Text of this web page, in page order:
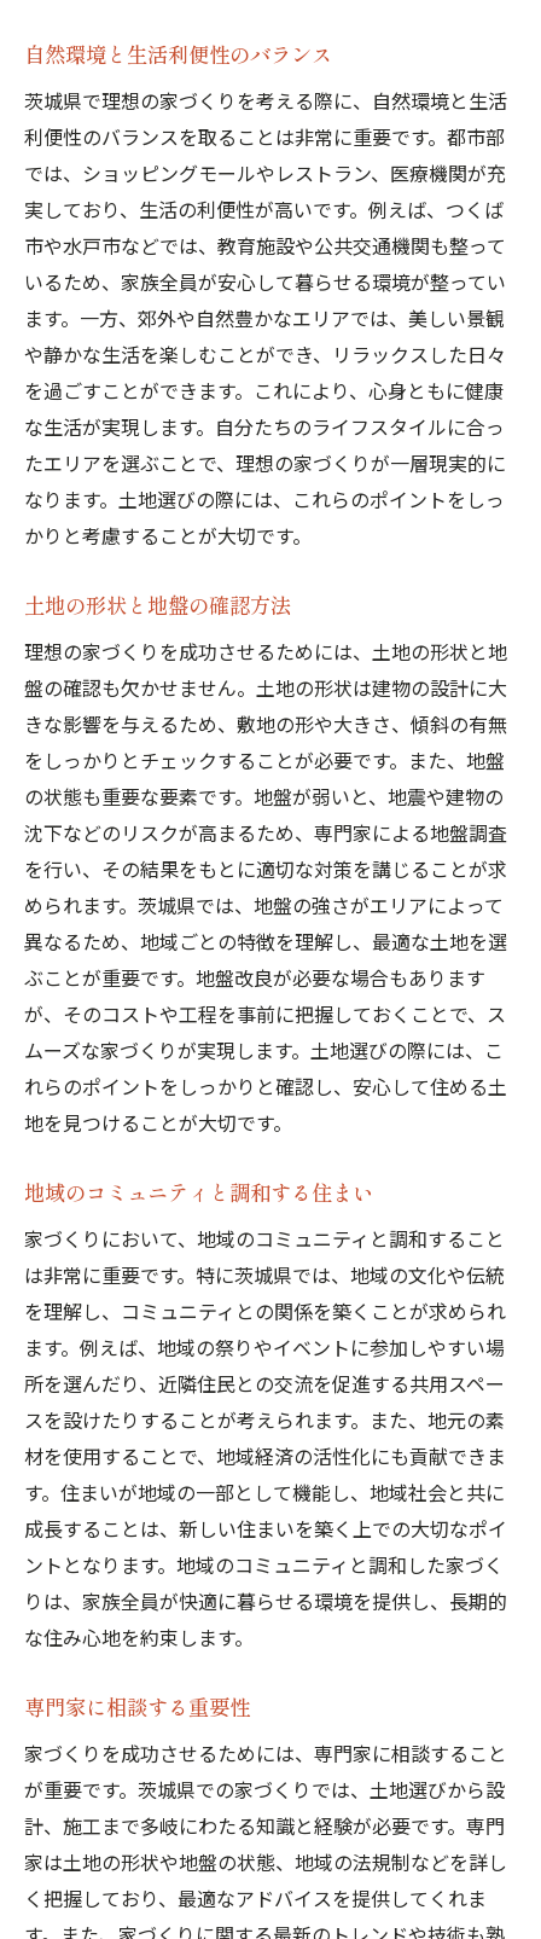
見落としがちな土地選びの注意点
家族の声を反映させた地域選定
不動産業者との上手な付き合い方
土地選びの際の費用と予算管理
土地選びと住宅ローンの基本知識
茨城県での家づくりを成功させるための土地選
びの基本知識
土地の評価と適正価格の見極め方
公的機関の情報を活用する方法
地元の評判と口コミの活用
地盤調査の重要性と実施方法
法的手続きと必要書類の準備
土地購入前の契約内容の確認ポイント
るために必要な情報
地域ごとの土地価格と相場
土地の購入タイミングと市場動向
土地選びに関する最新のトレンド
地域のイベントや祭りの影響
地元住民の生活スタイルと文化
土地選びに役立つツールとアプリ
茨城県での家づくりをスムーズに進めるための
土地選びのステップ
希望条件のリストアップと優先順位付け
複数の候補地を比較検討する方法
現地見学の際のポイントと注意点
契約前に確認すべき重要事項
家づくりのプロジェクト管理と実行
自然環境と生活利便性のバランス
茨城県で理想の家づくりを考える際に、自然環境と生活
利便性のバランスを取ることは非常に重要です。都市部
では、ショッピングモールやレストラン、医療機関が充
実しており、生活の利便性が高いです。例えば、つくば
市や水戸市などでは、教育施設や公共交通機関も整って
いるため、家族全員が安心して暮らせる環境が整ってい
ます。一方、郊外や自然豊かなエリアでは、美しい景観
や静かな生活を楽しむことができ、リラックスした日々
を過ごすことができます。これにより、心身ともに健康
な生活が実現します。自分たちのライフスタイルに合っ
たエリアを選ぶことで、理想の家づくりが一層現実的に
なります。土地選びの際には、これらのポイントをしっ
かりと考慮することが大切です。
土地の形状と地盤の確認方法
理想の家づくりを成功させるためには、土地の形状と地
盤の確認も欠かせません。土地の形状は建物の設計に大
きな影響を与えるため、敷地の形や大きさ、傾斜の有無
をしっかりとチェックすることが必要です。また、地盤
の状態も重要な要素です。地盤が弱いと、地震や建物の
沈下などのリスクが高まるため、専門家による地盤調査
を行い、その結果をもとに適切な対策を講じることが求
められます。茨城県では、地盤の強さがエリアによって
異なるため、地域ごとの特徴を理解し、最適な土地を選
ぶことが重要です。地盤改良が必要な場合もあります
が、そのコストや工程を事前に把握しておくことで、ス
ムーズな家づくりが実現します。土地選びの際には、こ
れらのポイントをしっかりと確認し、安心して住める土
地を見つけることが大切です。
地域のコミュニティと調和する住まい
家づくりにおいて、地域のコミュニティと調和すること
は非常に重要です。特に茨城県では、地域の文化や伝統
を理解し、コミュニティとの関係を築くことが求められ
ます。例えば、地域の祭りやイベントに参加しやすい場
所を選んだり、近隣住民との交流を促進する共用スペー
スを設けたりすることが考えられます。また、地元の素
材を使用することで、地域経済の活性化にも貢献できま
す。住まいが地域の一部として機能し、地域社会と共に
成長することは、新しい住まいを築く上での大切なポイ
ントとなります。地域のコミュニティと調和した家づく
りは、家族全員が快適に暮らせる環境を提供し、長期的
な住み心地を約束します。
専門家に相談する重要性
家づくりを成功させるためには、専門家に相談すること
が重要です。茨城県での家づくりでは、土地選びから設
計、施工まで多岐にわたる知識と経験が必要です。専門
家は土地の形状や地盤の状態、地域の法規制などを詳し
く把握しており、最適なアドバイスを提供してくれま